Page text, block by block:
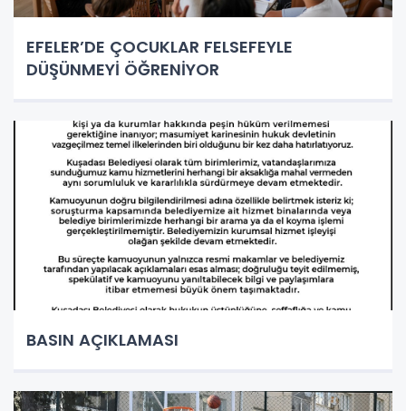
EFELER’DE ÇOCUKLAR FELSEFEYLE
DÜŞÜNMEYİ ÖĞRENİYOR
BASIN AÇIKLAMASI